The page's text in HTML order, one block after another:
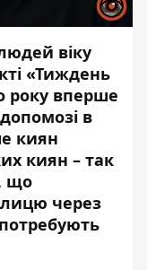
віку
«Тиждень
року вперше
в
киян
киян – так
що
через